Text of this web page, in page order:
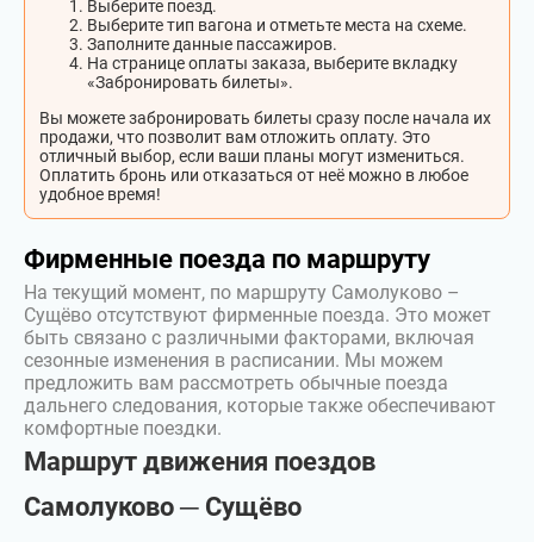
Выберите поезд.
Выберите тип вагона и отметьте места на схеме.
Заполните данные пассажиров.
На странице оплаты заказа, выберите вкладку
«Забронировать билеты».
Вы можете забронировать билеты сразу после начала их
продажи, что позволит вам отложить оплату. Это
отличный выбор, если ваши планы могут измениться.
Оплатить бронь или отказаться от неё можно в любое
удобное время!
Фирменные поезда по маршруту
На текущий момент, по маршруту Самолуково –
Сущёво отсутствуют фирменные поезда. Это может
быть связано с различными факторами, включая
сезонные изменения в расписании. Мы можем
предложить вам рассмотреть обычные поезда
дальнего следования, которые также обеспечивают
комфортные поездки.
Маршрут движения поездов
Самолуково ─ Сущёво